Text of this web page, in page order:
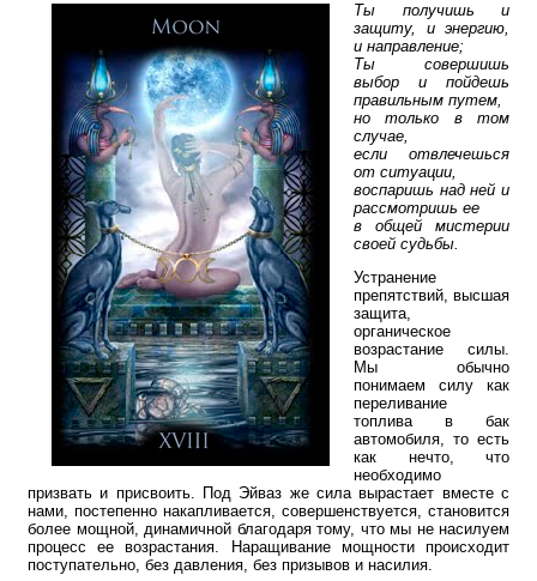
Ты получишь и
защиту, и энергию,
и направление;
Ты совершишь
выбор и пойдешь
правильным путем,
но только в том
случае,
если отвлечешься
от ситуации,
воспаришь над ней и
рассмотришь ее
в общей мистерии
своей судьбы.
Устранение
препятствий, высшая
защита,
органическое
возрастание силы.
Мы обычно
понимаем силу как
переливание
топлива в бак
автомобиля, то есть
как нечто, что
необходимо
призвать и присвоить. Под Эйваз же сила вырастает вместе с
нами, постепенно накапливается, совершенствуется, становится
более мощной, динамичной благодаря тому, что мы не насилуем
процесс ее возрастания. Наращивание мощности происходит
поступательно, без давления, без призывов и насилия.